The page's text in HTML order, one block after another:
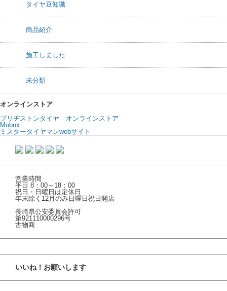
タイヤ豆知識
商品紹介
施工しました
未分類
オンラインストア
ブリヂストンタイヤ オンラインストア
Mobox
ミスタータイヤマンwebサイト
営業時間
平日 8：00～18：00
祝日・日曜日は定休日
年末除く12月のみ日曜日祝日開店
長崎県公安委員会許可
第921110000296号
古物商
いいね！お願いします